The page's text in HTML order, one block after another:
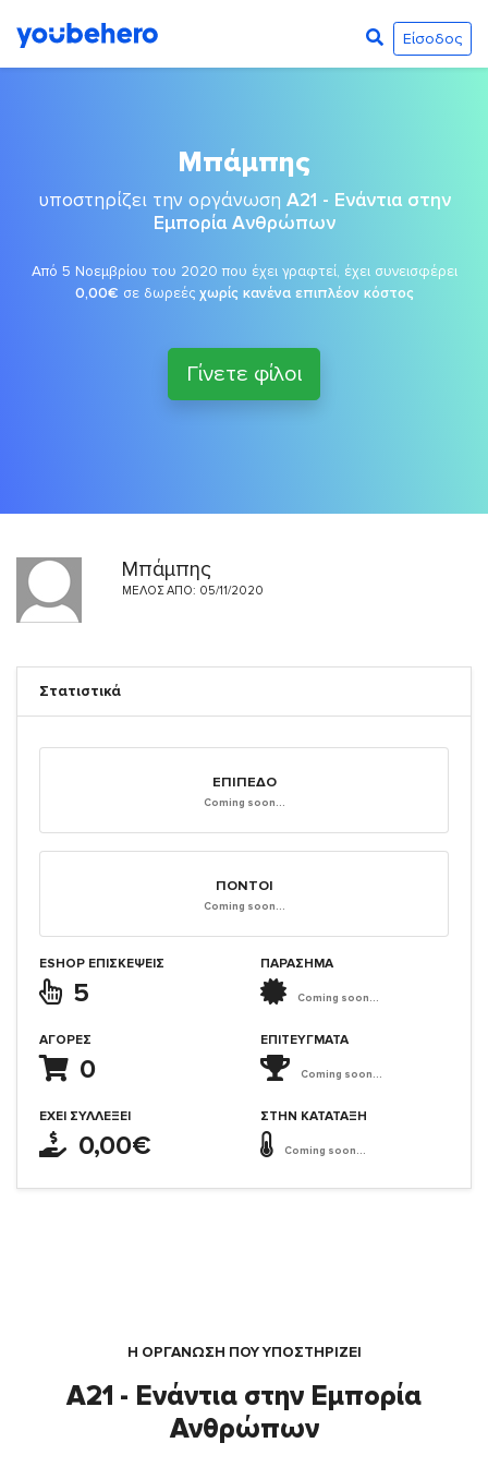
Είσοδος
Μπάμπης
υποστηρίζει την οργάνωση A21 - Ενάντια στην
Εμπορία Ανθρώπων
Από 5 Νοεμβρίου του 2020 που έχει γραφτεί, έχει συνεισφέρει
0,00€ σε δωρεές χωρίς κανένα επιπλέον κόστος
Γίνετε φίλοι
Μπάμπης
ΜΈΛΟΣ ΑΠΌ: 05/11/2020
Στατιστικά
ΕΠΊΠΕΔΟ
Coming soon...
ΠΌΝΤΟΙ
Coming soon...
ESHOP ΕΠΙΣΚΈΨΕΙΣ
5
ΑΓΟΡΈΣ
0
ΈΧΕΙ ΣΥΛΛΈΞΕΙ
0,00€
ΠΑΡΑΣΗΜΑ
Coming soon...
ΕΠΙΤΕΎΓΜΑΤΑ
Coming soon...
ΣΤΗΝ ΚΑΤΆΤΑΞΗ
Coming soon...
Η ΟΡΓΆΝΩΣΗ ΠΟΥ ΥΠΟΣΤΗΡΙΖΕΙ
A21 - Ενάντια στην Εμπορία
Ανθρώπων